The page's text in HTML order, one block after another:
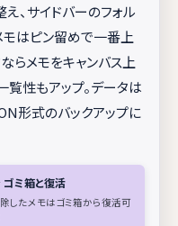
え、サイドバーのフォル
モはピン留めで一番上
らメモをキャンバス上
覧性もアップ。データは
形式のバックアップに
ミ箱と復活
したメモはゴミ箱から復活可